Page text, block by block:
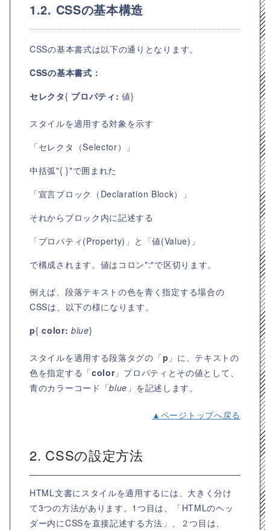
1.2. CSSの基本構造
CSSの基本書式は以下の通りとなります。
CSSの基本書式：
セレクタ{ プロパティ: 値}
スタイルを適用する対象を示す
「セレクタ（Selector）」
中括弧"{ }"で囲まれた
「宣言ブロック（Declaration Block）」
それからブロック内に記述する
「プロパティ(Property)」と「値(Value)」
で構成されます。値はコロン":"で区切ります。
例えば、段落テキストの色を青く指定する場合の
CSSは、以下の様になります。
p{color: blue}
スタイルを適用する段落タグの「p 」に、テキストの
色を指定する「color」プロパティとその値として、
青のカラーコード「blue 」を記述します。
▲ページトップへ戻る
2. CSSの設定方法
HTML文書にスタイルを適用するには、大きく分け
て3つの方法があります。1つ目は、「HTMLのヘッ
ダー内にCSSを直接記述する方法」、２つ目は、